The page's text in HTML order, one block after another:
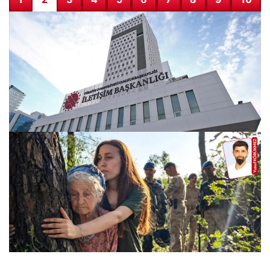
2. İletişim Şurası bugün başlıyor. Açılışını Cumhurbaşkanı
Erdoğan yapacak
28.07.2026 08:16